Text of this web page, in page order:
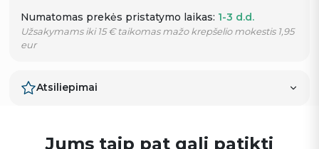
Numatomas prekės pristatymo laikas: 1-3 d.d.
Užsakymams iki 15 € taikomas mažo krepšelio mokestis 1,95
eur
Atsiliepimai
Jums taip pat gali patikti